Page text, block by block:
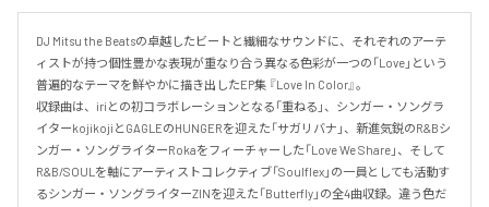
DJ Mitsu the Beatsの卓越したビートと繊細なサウンドに、それぞれのアーテ
ィストが持つ個性豊かな表現が重なり合う異なる色彩が一つの「Love」という
普遍的なテーマを鮮やかに描き出したEP集 『Love In Color』。
収録曲は、iriとの初コラボレーションとなる「重ねる」、シンガー・ソングラ
イターkojikojiとGAGLEのHUNGERを迎えた「サガリバナ」、新進気鋭のR&Bシ
ンガー・ソングライターRokaをフィーチャーした「Love We Share」、そして
R&B/SOULを軸にアーティストコレクティブ「Soulflex」の一員としても活動す
るシンガー・ソングライターZINを迎えた「Butterfly」の全4曲収録。違う色だ